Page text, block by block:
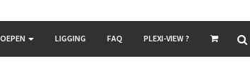
LIGGING FAQ PLEXI-VIEW ?